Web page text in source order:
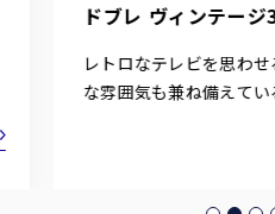
ドブレ ヴィンテー
レトロなテレビを思わ
な雰囲気も兼ね備えて